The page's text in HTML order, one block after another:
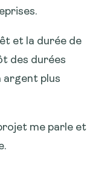
et la durée de
des durées
argent plus
me parle et